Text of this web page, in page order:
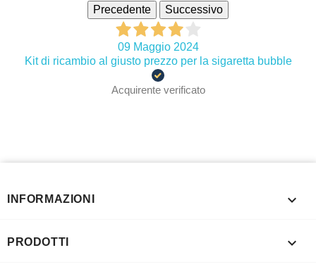
Precedente
Successivo
09 Maggio 2024
Kit di ricambio al giusto prezzo per la sigaretta bubble
Acquirente verificato
INFORMAZIONI 
PRODOTTI 